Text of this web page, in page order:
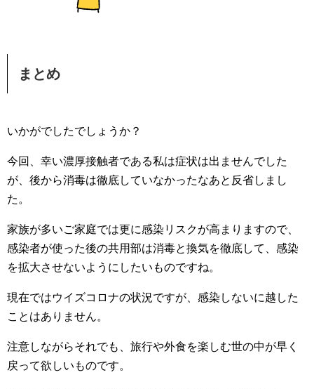
まとめ
いかがでしたでしょうか？
今回、幸い濃厚接触者である私は症状は出ませんでした
が、後から消毒は徹底していなかったなあと反省しまし
た。
家族が多いご家庭では更に感染リスクが高まりますので、
感染者が使った後の共用部は消毒と換気を徹底して、感染
を拡大させないようにしたいものですね。
現在ではウイズコロナの状況ですが、感染しないに越した
ことはありません。
注意しながらそれでも、旅行や外食を楽しむ世の中が早く
戻って欲しいものです。